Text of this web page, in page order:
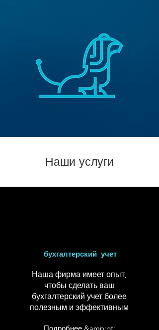
Наши услуги
бухгалтерский учет
Наша фирма имеет опыт,
чтобы сделать ваш
бухгалтерский учет более
полезным и эффективным